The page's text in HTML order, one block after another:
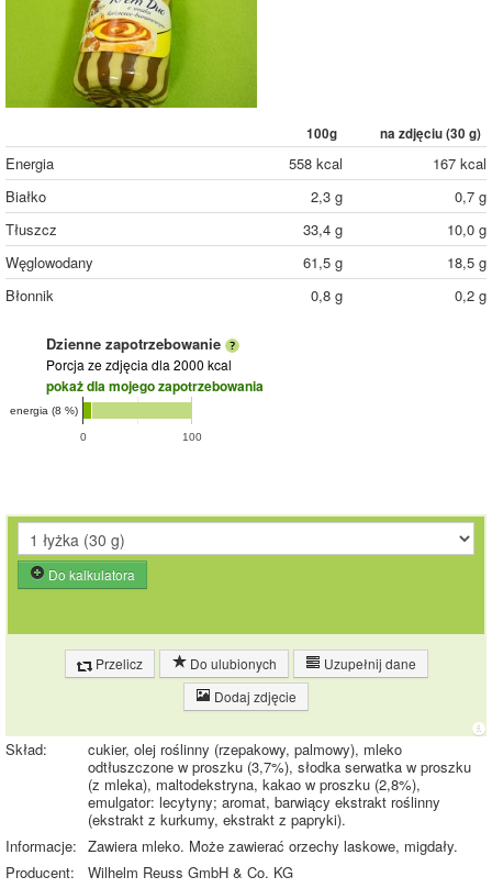
100g na zdjęciu (30 g)
Energia 558 kcal
167 kcal
Białko
2,3 g
0,7 g
Tłuszcz
33,4 g
10,0 g
Węglowodany
61,5 g
18,5 g
Błonnik
0,8 g 0,2 g
Dzienne zapotrzebowanie
Porcja ze zdjęcia dla 2000 kcal
pokaż dla mojego zapotrzebowania
0 100
energia (8 %)
Do kalkulatora
Przelicz Do ulubionych
Uzupełnij dane
Dodaj zdjęcie
Skład:
cukier, olej roślinny (rzepakowy, palmowy), mleko
odtłuszczone w proszku (3,7%), słodka serwatka w proszku
(z mleka), maltodekstryna, kakao w proszku (2,8%),
emulgator: lecytyny; aromat, barwiący ekstrakt roślinny
(ekstrakt z kurkumy, ekstrakt z papryki).
Informacje: Zawiera mleko. Może zawierać orzechy laskowe, migdały.
Producent:
Wilhelm Reuss GmbH & Co. KG